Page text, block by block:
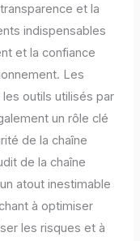
et la
indispensables
et la confiance
Les
outils utilisés par
un rôle clé
de la chaîne
de la chaîne
atout inestimable
à optimiser
les risques et à